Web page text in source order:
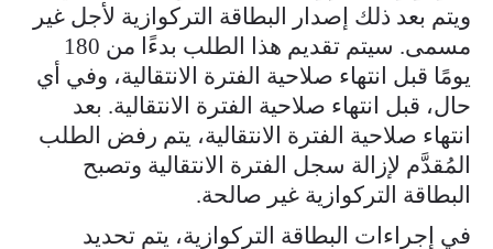
ويتم بعد ذلك إصدار البطاقة التركوازية لأجل غير
مسمى. سيتم تقديم هذا الطلب بدءًا من 180
يومًا قبل انتهاء صلاحية الفترة الانتقالية، وفي أي
حال، قبل انتهاء صلاحية الفترة الانتقالية. بعد
انتهاء صلاحية الفترة الانتقالية، يتم رفض الطلب
المُقدَّم لإزالة سجل الفترة الانتقالية وتصبح
البطاقة التركوازية غير صالحة.
في إجراءات البطاقة التركوازية، يتم تحديد